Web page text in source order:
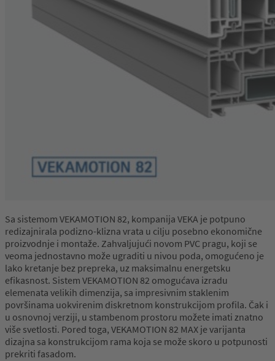
Sa sistemom VEKAMOTION 82, kompanija VEKA je potpuno
redizajnirala podizno-klizna vrata u cilju posebno ekonomične
proizvodnje i montaže. Zahvaljujući novom PVC pragu, koji se
veoma jednostavno može ugraditi u nivou poda, omogućeno je
lako kretanje bez prepreka, uz maksimalnu energetsku
efikasnost. Sistem VEKAMOTION 82 omogućava izradu
elemenata velikih dimenzija, sa impresivnim staklenim
površinama uokvirenim diskretnom konstrukcijom profila. Čak i
u osnovnoj verziji, u stambenom prostoru možete imati znatno
više svetlosti. Pored toga, VEKAMOTION 82 MAX je varijanta
dizajna sa konstrukcijom rama koja se može skoro u potpunosti
prekriti fasadom.